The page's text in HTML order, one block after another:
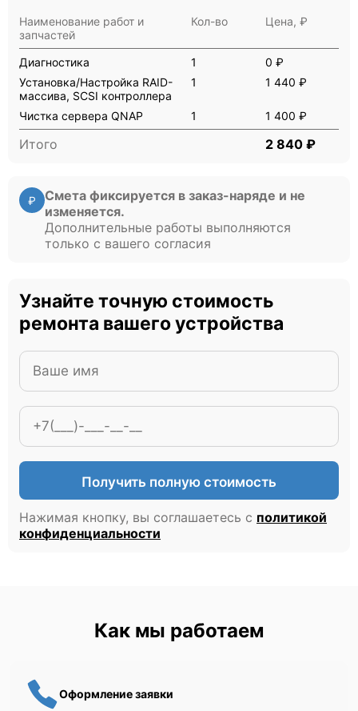
Наименование работ и
запчастей
Кол-во Цена, ₽
Диагностика 1
0 ₽
Установка/Настройка RAID-
массива, SCSI контроллера
1 1 440 ₽
Чистка сервера QNAP 1 1 400 ₽
Итого 2 840 ₽
₽
Смета фиксируется в заказ-наряде и не
изменяется.
Дополнительные работы выполняются
только с вашего согласия
Узнайте точную стоимость
ремонта вашего устройства
Получить полную стоимость
Нажимая кнопку, вы соглашаетесь с политикой
конфиденциальности
Как мы работаем
Оформление заявки